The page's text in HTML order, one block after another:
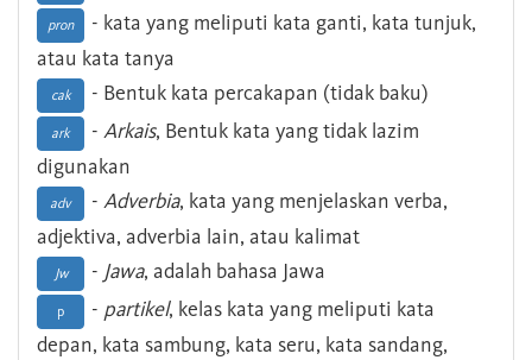
pron
- kata yang meliputi kata ganti, kata tunjuk,
atau kata tanya
cak - Bentuk kata percakapan (tidak baku)
ark - Arkais, Bentuk kata yang tidak lazim
digunakan
adv - Adverbia, kata yang menjelaskan verba,
adjektiva, adverbia lain, atau kalimat
Jw - Jawa, adalah bahasa Jawa
p - partikel, kelas kata yang meliputi kata
depan, kata sambung, kata seru, kata sandang,